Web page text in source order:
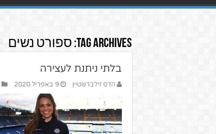
Tag Archives: ספורט נשים
בלתי ניתנת לעצירה
הדס זילברשטיין 9 באפריל 2020